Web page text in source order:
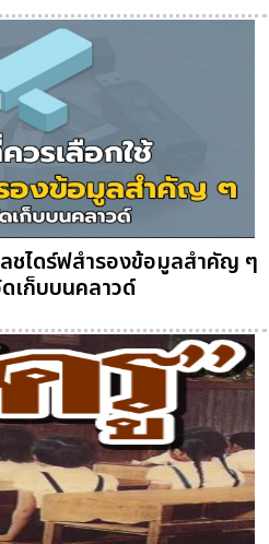
ชไดร์ฟสำรองข้อมูลสำคัญ ๆ
เก็บบนคลาวด์